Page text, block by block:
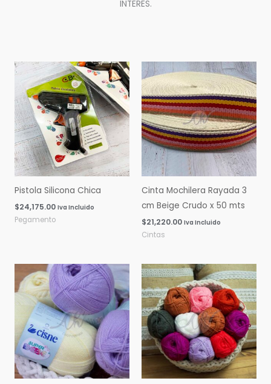
INTERES.
Pistola Silicona Chica
$24,175.00 Iva Incluido
Pegamento
Cinta Mochilera Rayada 3
cm Beige Crudo x 50 mts
$21,220.00 Iva Incluido
Cintas
Rango
de
precios:
desde
$0.00
hasta
$16,060.00
Rango
de
precios:
desde
$0.00
hasta
$14,600.00